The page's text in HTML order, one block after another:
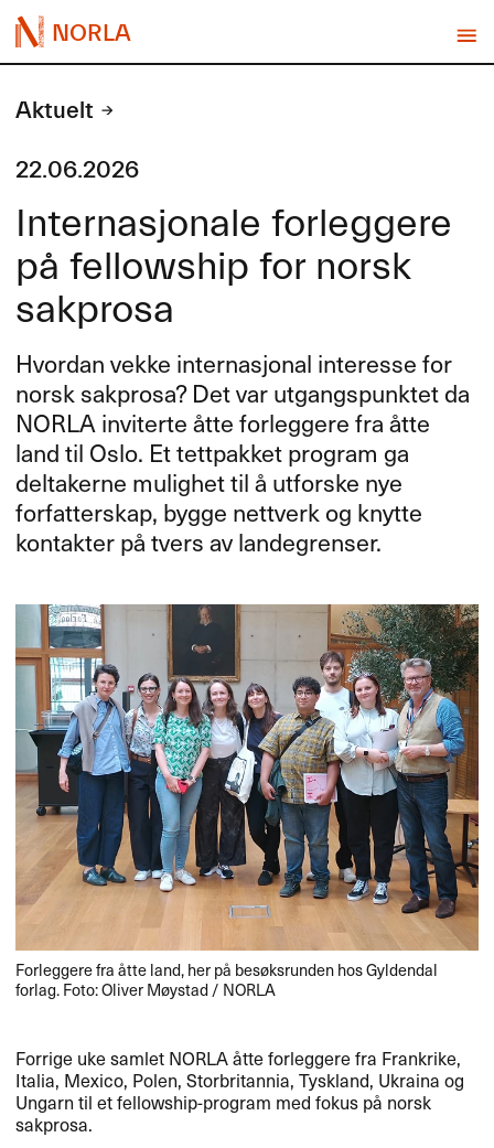
NORLA
Aktuelt
22.06.2026
Internasjonale forleggere
på fellowship for norsk
sakprosa
Hvordan vekke internasjonal interesse for
norsk sakprosa? Det var utgangspunktet da
NORLAinviterte åtte forleggere fra åtte
land til Oslo. Et tettpakket program ga
deltakerne mulighet til å utforske nye
forfatterskap, bygge nettverk og knytte
kontakter på tvers av landegrenser.
Forleggere fra åtte land, her på besøksrunden hos Gyldendal
forlag. Foto: Oliver Møystad / NORLA
Forrige uke samlet NORLAåtte forleggere fra Frankrike,
Italia, Mexico, Polen, Storbritannia, Tyskland, Ukraina og
Ungarn til et fellowship-program med fokus på norsk
sakprosa.